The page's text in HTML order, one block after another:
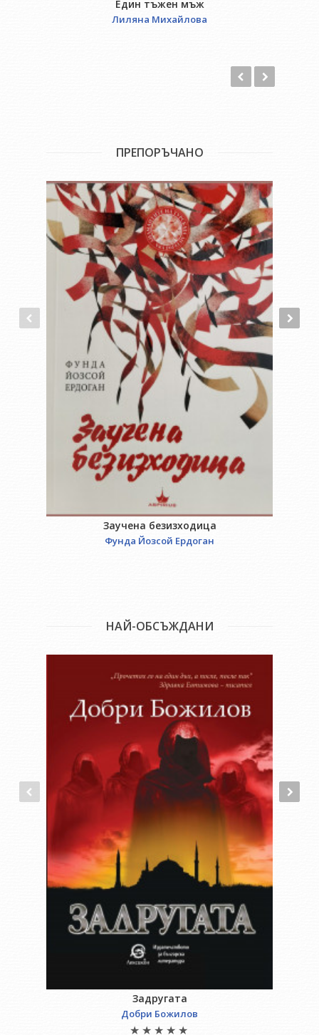
Един тъжен мъж
Лиляна Михайлова
ПРЕПОРЪЧАНО
Заучена безизходица
Фунда Йозсой Ердоган
НАЙ-ОБСЪЖДАНИ
Задругата
Добри Божилов